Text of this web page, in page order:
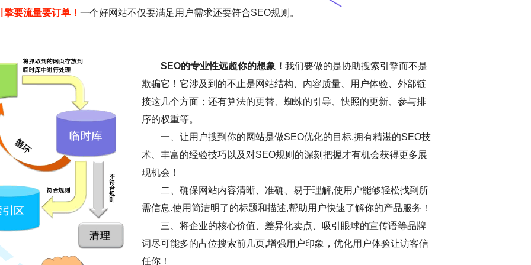
擎要流量要订单！ 一个好网站不仅要满足用户需求还要符合SEO规则。
SEO的专业性远超你的想象！ 我们要做的是协助搜索引擎而不是
欺骗它！它涉及到的不止是网站结构、内容质量、用户体验、外部链
接这几个方面；还有算法的更替、蜘蛛的引导、快照的更新、参与排
序的权重等。
一、让用户搜到你的网站是做SEO优化的目标,拥有精湛的SEO技
术、丰富的经验技巧以及对SEO规则的深刻把握才有机会获得更多展
现机会！
二、确保网站内容清晰、准确、易于理解,使用户能够轻松找到所
需信息.使用简洁明了的标题和描述,帮助用户快速了解你的产品服务！
三、将企业的核心价值、差异化卖点、吸引眼球的宣传语等品牌
词尽可能多的占位搜索前几页,增强用户印象，优化用户体验让访客信
任你！